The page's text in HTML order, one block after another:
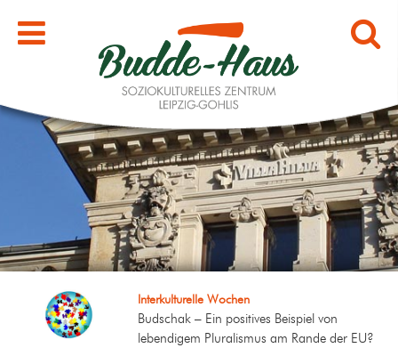
Interkulturelle Wochen
Budschak – Ein positives Beispiel von
lebendigem Pluralismus am Rande der EU?